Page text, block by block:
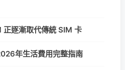
逐漸取代傳統 SIM 卡
年生活費用完整指南